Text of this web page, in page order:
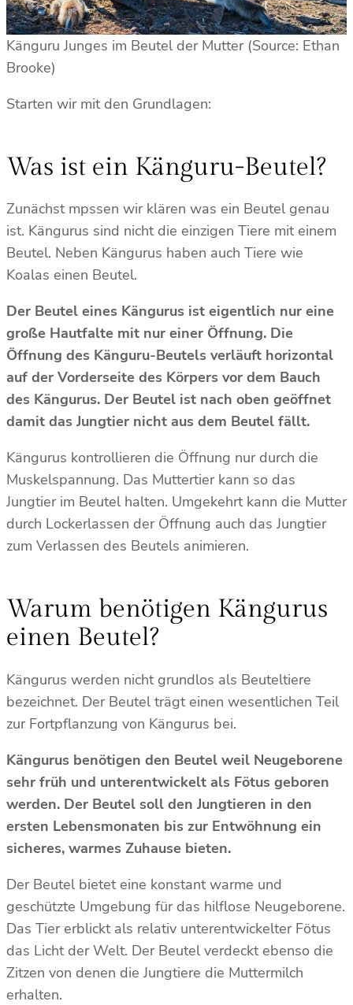
Känguru Junges im Beutel der Mutter (Source: Ethan
Brooke)
Starten wir mit den Grundlagen:
Was ist ein Känguru-Beutel?
Zunächst mpssen wir klären was ein Beutel genau
ist. Kängurus sind nicht die einzigen Tiere mit einem
Beutel. Neben Kängurus haben auch Tiere wie
Koalas einen Beutel.
Der Beutel eines Kängurus ist eigentlich nur eine
große Hautfalte mit nur einer Öffnung. Die
Öffnung des Känguru-Beutels verläuft horizontal
auf der Vorderseite des Körpers vor dem Bauch
des Kängurus. Der Beutel ist nach oben geöffnet
damit das Jungtier nicht aus dem Beutel fällt.
Kängurus kontrollieren die Öffnung nur durch die
Muskelspannung. Das Muttertier kann so das
Jungtier im Beutel halten. Umgekehrt kann die Mutter
durch Lockerlassen der Öffnung auch das Jungtier
zum Verlassen des Beutels animieren.
Warum benötigen Kängurus
einen Beutel?
Kängurus werden nicht grundlos als Beuteltiere
bezeichnet. Der Beutel trägt einen wesentlichen Teil
zur Fortpflanzung von Kängurus bei.
Kängurus benötigen den Beutel weil Neugeborene
sehr früh und unterentwickelt als Fötus geboren
werden. Der Beutel soll den Jungtieren in den
ersten Lebensmonaten bis zur Entwöhnung ein
sicheres, warmes Zuhause bieten.
Der Beutel bietet eine konstant warme und
geschützte Umgebung für das hilflose Neugeborene.
Das Tier erblickt als relativ unterentwickelter Fötus
das Licht der Welt. Der Beutel verdeckt ebenso die
Zitzen von denen die Jungtiere die Muttermilch
erhalten.